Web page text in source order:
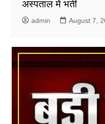
अस्पताल में भर्ती
admin August 7,